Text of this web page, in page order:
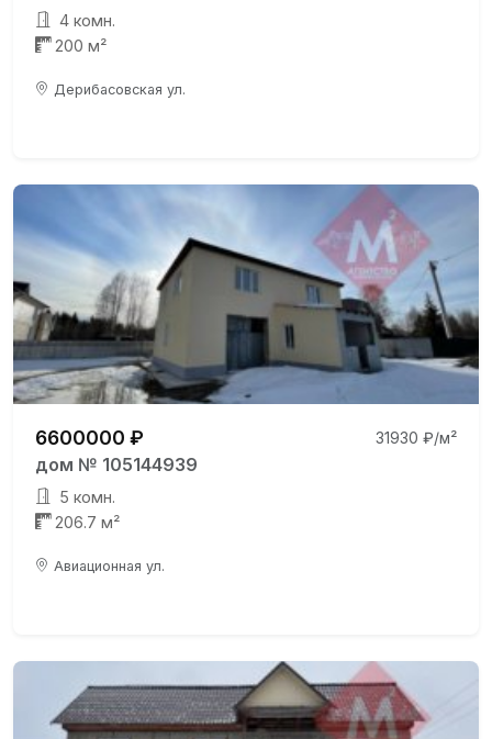
4 комн.
200 м²
Дерибасовская ул.
6600000 ₽ 31930 ₽/м²
дом № 105144939
5 комн.
206.7 м²
Авиационная ул.